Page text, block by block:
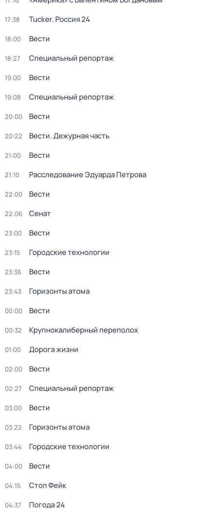
17:38 Tucker. Россия 24
18:00 Вести
18:27 Специальный репортаж
19:00 Вести
19:08 Специальный репортаж
20:00 Вести
20:22 Вести. Дежурная часть
21:00 Вести
21:10 Расследование Эдуарда Петрова
22:00 Вести
22:06 Сенат
23:00 Вести
23:15 Городские технологии
23:36 Вести
23:43 Горизонты атома
00:00 Вести
00:32 Крупнокалиберный переполох
01:00 Дорога жизни
02:00 Вести
02:27 Специальный репортаж
03:00 Вести
03:22 Горизонты атома
03:44 Городские технологии
04:00 Вести
04:15 Стоп Фейк
04:37 Погода 24